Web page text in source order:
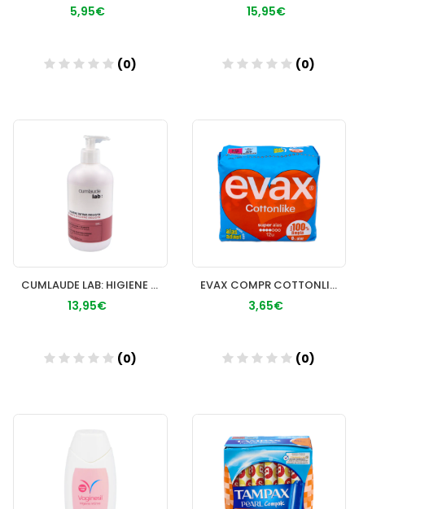
5,95€
(0)
15,95€
(0)
CUMLAUDE LAB: HIGIENE INTIMA DELGYN 500 ML
13,95€
(0)
EVAX COMPR COTTONLIKE SUPER CON ALAS 14
3,65€
(0)